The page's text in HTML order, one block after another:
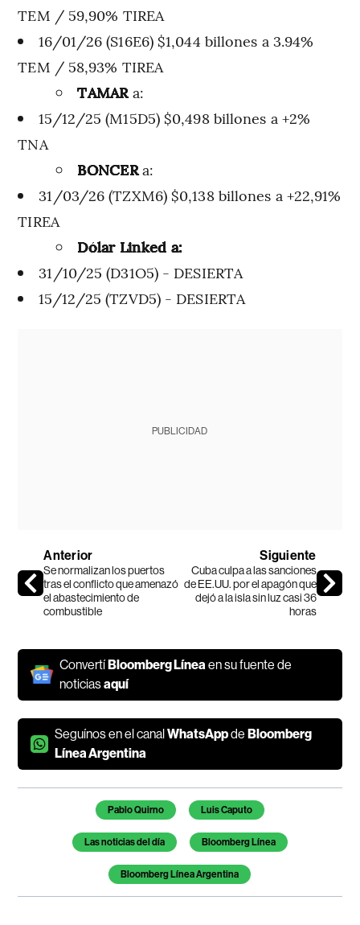
TEM / 59,90% TIREA
16/01/26 (S16E6) $1,044 billones a 3.94%
TEM / 58,93% TIREA
TAMAR a:
15/12/25 (M15D5) $0,498 billones a +2%
TNA
BONCERa:
31/03/26 (TZXM6) $0,138 billones a +22,91%
TIREA
Dólar Linked a:
31/10/25 (D31O5) - DESIERTA
15/12/25 (TZVD5) - DESIERTA
PUBLICIDAD
Anterior
Se normalizan los puertos
tras el conflicto que amenazó
el abastecimiento de
combustible
Siguiente
Cuba culpa a las sanciones
de EE.UU. por el apagón que
dejó a la isla sin luz casi 36
horas
ConvertíBloomberg Línea en su fuente de
noticiasaquí
Seguínos en el canalWhatsAppdeBloomberg
Línea Argentina
Temas de este artículo
Pablo Quirno Luis Caputo
Las noticias del día Bloomberg Línea
Bloomberg Línea Argentina